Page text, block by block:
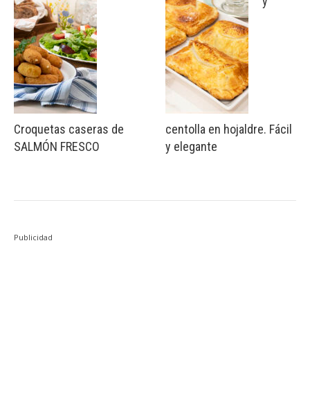
Croquetas caseras de
SALMÓN FRESCO
centolla en hojaldre. Fácil
y elegante
Publicidad